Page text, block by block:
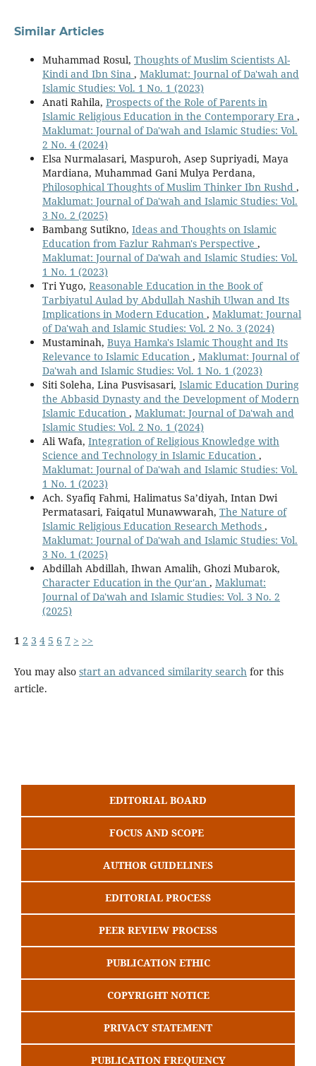
Similar Articles
Muhammad Rosul, Thoughts of Muslim Scientists Al-
Kindi and Ibn Sina , Maklumat: Journal of Da'wah and
Islamic Studies: Vol. 1 No. 1 (2023)
Anati Rahila, Prospects of the Role of Parents in
Islamic Religious Education in the Contemporary Era ,
Maklumat: Journal of Da'wah and Islamic Studies: Vol.
2 No. 4 (2024)
Elsa Nurmalasari, Maspuroh, Asep Supriyadi, Maya
Mardiana, Muhammad Gani Mulya Perdana,
Philosophical Thoughts of Muslim Thinker Ibn Rushd ,
Maklumat: Journal of Da'wah and Islamic Studies: Vol.
3 No. 2 (2025)
Bambang Sutikno, Ideas and Thoughts on Islamic
Education from Fazlur Rahman's Perspective ,
Maklumat: Journal of Da'wah and Islamic Studies: Vol.
1 No. 1 (2023)
Tri Yugo, Reasonable Education in the Book of
Tarbiyatul Aulad by Abdullah Nashih Ulwan and Its
Implications in Modern Education , Maklumat: Journal
of Da'wah and Islamic Studies: Vol. 2 No. 3 (2024)
Mustaminah, Buya Hamka's Islamic Thought and Its
Relevance to Islamic Education , Maklumat: Journal of
Da'wah and Islamic Studies: Vol. 1 No. 1 (2023)
Siti Soleha, Lina Pusvisasari, Islamic Education During
the Abbasid Dynasty and the Development of Modern
Islamic Education , Maklumat: Journal of Da'wah and
Islamic Studies: Vol. 2 No. 1 (2024)
Ali Wafa, Integration of Religious Knowledge with
Science and Technology in Islamic Education ,
Maklumat: Journal of Da'wah and Islamic Studies: Vol.
1 No. 1 (2023)
Ach. Syafiq Fahmi, Halimatus Sa’diyah, Intan Dwi
Permatasari, Faiqatul Munawwarah, The Nature of
Islamic Religious Education Research Methods ,
Maklumat: Journal of Da'wah and Islamic Studies: Vol.
3 No. 1 (2025)
Abdillah Abdillah, Ihwan Amalih, Ghozi Mubarok,
Character Education in the Qur'an , Maklumat:
Journal of Da'wah and Islamic Studies: Vol. 3 No. 2
(2025)
1 2 3 4 5 6 7 > >>
You may also start an advanced similarity searchfor this
article.
EDITORIAL BOARD
FOCUS AND SCOPE
AUTHOR GUIDELINES
EDITORIAL PROCESS
PEER REVIEW PROCESS
PUBLICATION ETHIC
COPYRIGHT NOTICE
PRIVACY STATEMENT
PUBLICATION FREQUENCY